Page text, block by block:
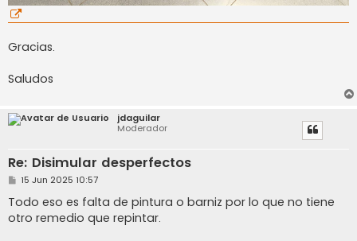
Gracias.
Saludos
jdaguilar
Moderador
Re: Disimular desperfectos
M
n
s
a
15 Jun 2025 10:57
Todo eso es falta de pintura o barniz por lo que no tiene
otro remedio que repintar.